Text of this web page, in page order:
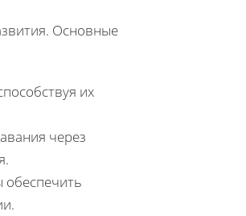
Основные
их
через
обеспечить